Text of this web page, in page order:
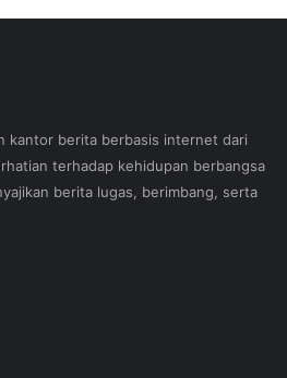
kantor berita berbasis internet dari
terhadap kehidupan berbangsa
berita lugas, berimbang, serta
exam gst from the opposition and